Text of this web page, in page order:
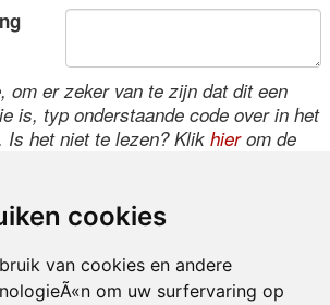
cookies
van cookies en andere
om uw surfervaring op
om er zeker van te zijn dat dit een
is, typ onderstaande code over in het
Is het niet te lezen? Klik hierom de